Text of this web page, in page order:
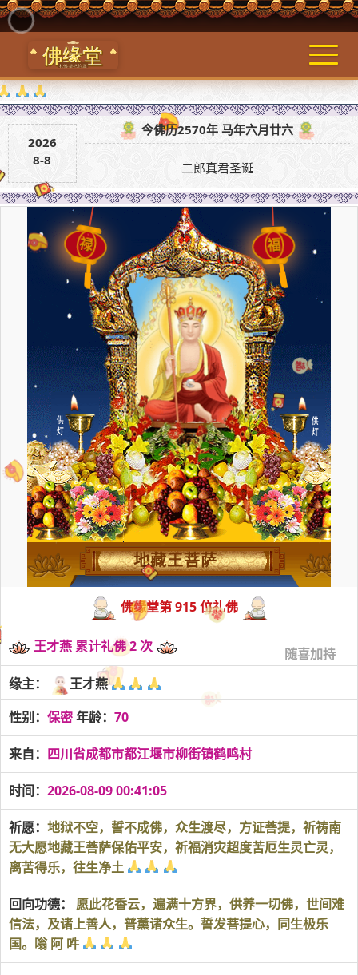
2026
8-8
今佛历2570年 马年六月廿六
二郎真君圣诞
福
禄
地藏王菩萨
佛缘堂第 915 位礼佛
王才燕 累计礼佛 2 次 随喜加持
缘主：
王才燕
性别： 保密年龄： 70
来自： 四川省成都市都江堰市柳街镇鹤鸣村
时间： 2026-08-09 00:41:05
祈愿： 地狱不空，誓不成佛，众生渡尽，方证菩提，祈祷南
无大愿地藏王菩萨保佑平安，祈福消灾超度苦厄生灵亡灵，
离苦得乐，往生净土
回向功德： 愿此花香云，遍满十方界，供养一切佛，世间难
信法，及诸上善人，普薰诸众生。誓发菩提心，同生极乐
国。嗡 阿 吽